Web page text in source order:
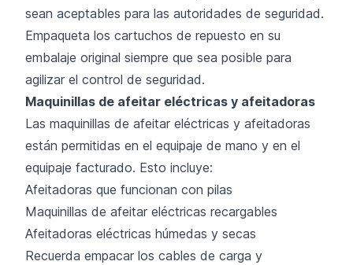
sean aceptables para las autoridades de seguridad.
Empaqueta los cartuchos de repuesto en su
embalaje original siempre que sea posible para
agilizar el control de seguridad.
Maquinillas de afeitar eléctricas y afeitadoras
Las maquinillas de afeitar eléctricas y afeitadoras
están permitidas en el equipaje de mano y en el
equipaje facturado. Esto incluye:
Afeitadoras que funcionan con pilas
Maquinillas de afeitar eléctricas recargables
Afeitadoras eléctricas húmedas y secas
Recuerda empacar los cables de carga y